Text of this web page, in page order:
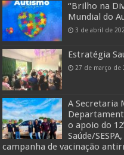
“Brilho na
Mundial do
3 de abril de
Estratégia
27 de março de
A Secretaria
o apoio do
Saúde/
campanha de vacinação